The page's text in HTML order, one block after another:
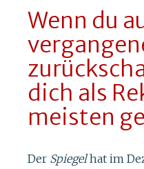
Wenn du
dich als
meisten
Der Spiegelhat im